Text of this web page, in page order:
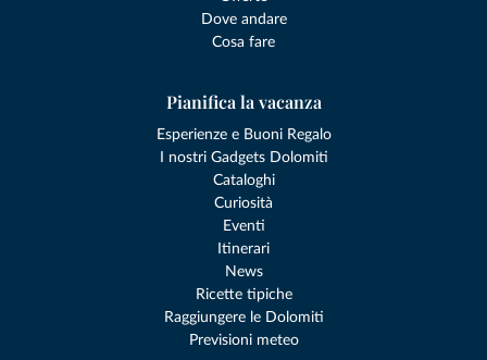
Dove andare
Cosa fare
Pianifica la vacanza
Esperienze e Buoni Regalo
I nostri Gadgets Dolomiti
Cataloghi
Curiosità
Eventi
Itinerari
News
Ricette tipiche
Raggiungere le Dolomiti
Previsioni meteo